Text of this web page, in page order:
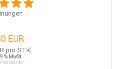
EUR
pro STK]
% MwSt.